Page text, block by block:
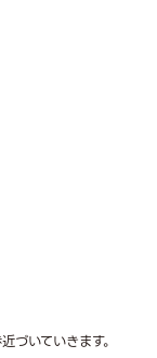
づいていきます。